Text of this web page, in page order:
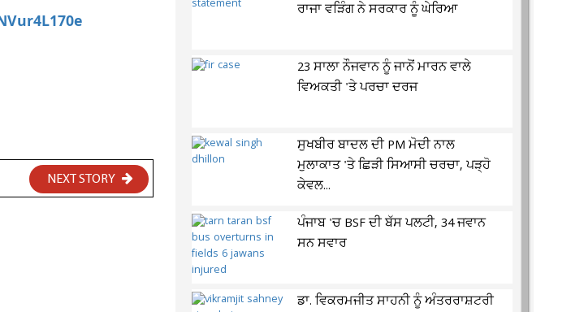
NEXT STORY
ਰਾਜਾ ਵੜਿੰਗ ਨੇ ਸਰਕਾਰ ਨੂੰ ਘੇਰਿਆ
23 ਸਾਲਾ ਨੌਜਵਾਨ ਨੂੰ ਜਾਨੋਂ ਮਾਰਨ ਵਾਲੇ
ਵਿਅਕਤੀ 'ਤੇ ਪਰਚਾ ਦਰਜ
ਸੁਖਬੀਰ ਬਾਦਲ ਦੀ PM ਮੋਦੀ ਨਾਲ
ਮੁਲਾਕਾਤ 'ਤੇ ਛਿੜੀ ਸਿਆਸੀ ਚਰਚਾ, ਪੜ੍ਹੋ
ਕੇਵਲ...
ਪੰਜਾਬ 'ਚ BSF ਦੀ ਬੱਸ ਪਲਟੀ, 34 ਜਵਾਨ
ਸਨ ਸਵਾਰ
ਡਾ. ਵਿਕਰਮਜੀਤ ਸਾਹਨੀ ਨੂੰ ਅੰਤਰਰਾਸ਼ਟਰੀ